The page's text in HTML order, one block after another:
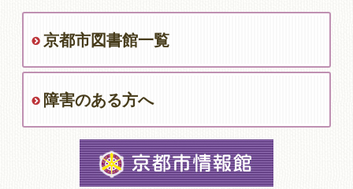
京都市図書館一覧
障害のある方へ